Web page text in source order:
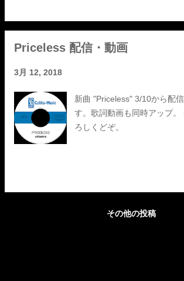
Priceless 配信・動画
3月 12, 2018
新曲 "Priceless" 3/10から配
す。歌詞動画も同時アップ。
ろしくどぞ。
その他の投稿